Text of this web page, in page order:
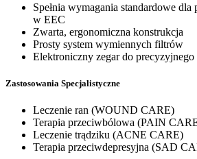
Spełnia wymagania standardowe
w EEC
Zwarta, ergonomiczna konstrukcja
Prosty system wymiennych filtrów
Elektroniczny zegar do precyzyjnego
Zastosowania Specjalistyczne
Leczenie ran (WOUND CARE)
Terapia przeciwbólowa (PAIN
Leczenie trądziku (ACNE CARE)
Terapia przeciwdepresyjna (SAD